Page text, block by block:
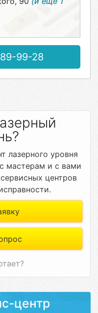
99-28
лазерного уровня
мастерам и с вами
центров
центр